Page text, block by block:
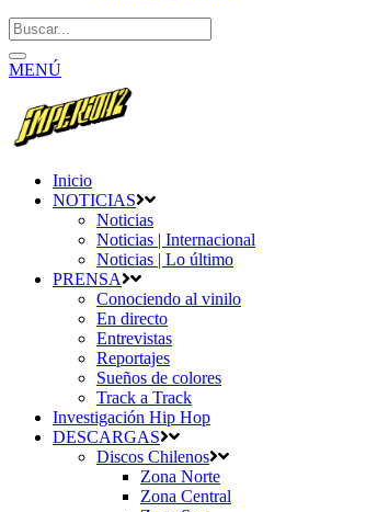
MENÚ
Inicio
NOTICIAS
Noticias
Noticias | Internacional
Noticias | Lo último
PRENSA
Conociendo al vinilo
En directo
Entrevistas
Reportajes
Sueños de colores
Track a Track
Investigación Hip Hop
DESCARGAS
Discos Chilenos
Zona Norte
Zona Central